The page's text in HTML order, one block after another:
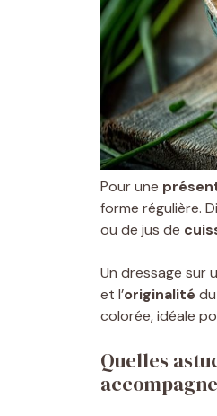
Pour une
forme régulière.
ou de jus de
Un dressage sur
et l’originalité du
colorée, idéale
Quelles